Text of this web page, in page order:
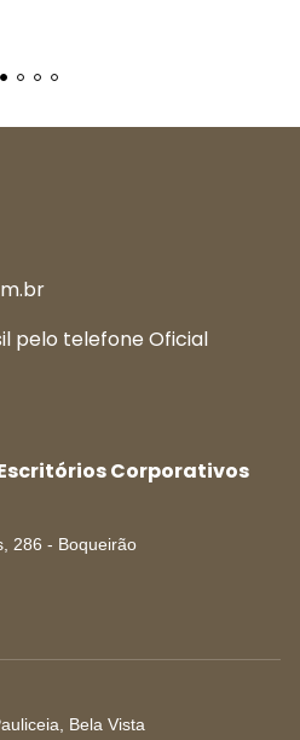
pelo telefone Oficial
Corporativos
286 - Boqueirão
Bela Vista